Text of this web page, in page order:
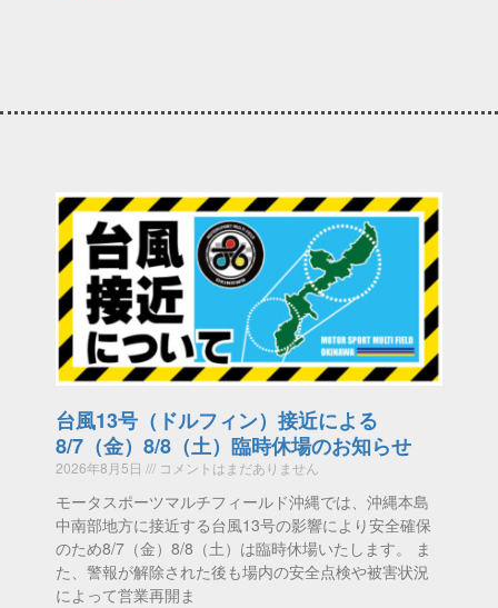
台風13号（ドルフィン）接近による
8/7（金）8/8（土）臨時休場のお知らせ
2026年8月5日 コメントはまだありません
モータスポーツマルチフィールド沖縄では、沖縄本島
中南部地方に接近する台風13号の影響により安全確保
のため8/7（金）8/8（土）は臨時休場いたします。 ま
た、警報が解除された後も場内の安全点検や被害状況
によって営業再開ま